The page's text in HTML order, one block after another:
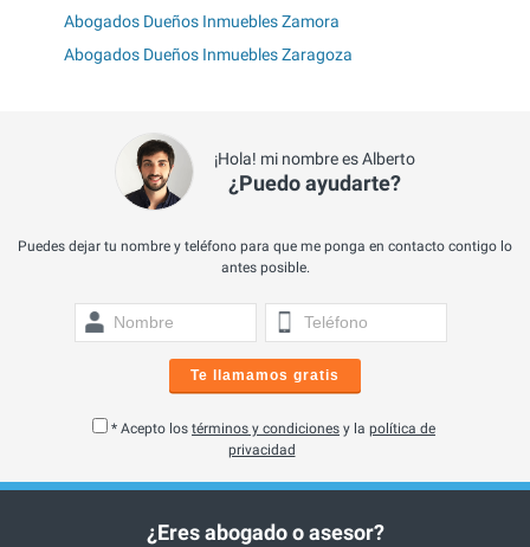
Abogados Dueños Inmuebles Zamora
Abogados Dueños Inmuebles Zaragoza
¡Hola! mi nombre es Alberto
¿Puedo ayudarte?
Puedes dejar tu nombre y teléfono para que me ponga en contacto contigo lo
antes posible.
Te llamamos gratis
* Acepto los términos y condiciones y la política de
privacidad
¿Eres abogado o asesor?